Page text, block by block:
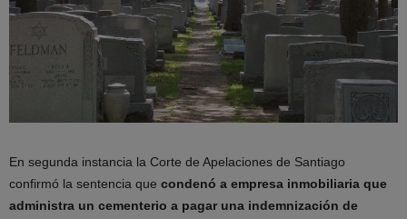
En segunda instancia la Corte de Apelaciones de Santiago
confirmó la sentencia que condenó a empresa inmobiliaria que
administra un cementerio a pagar una indemnización de